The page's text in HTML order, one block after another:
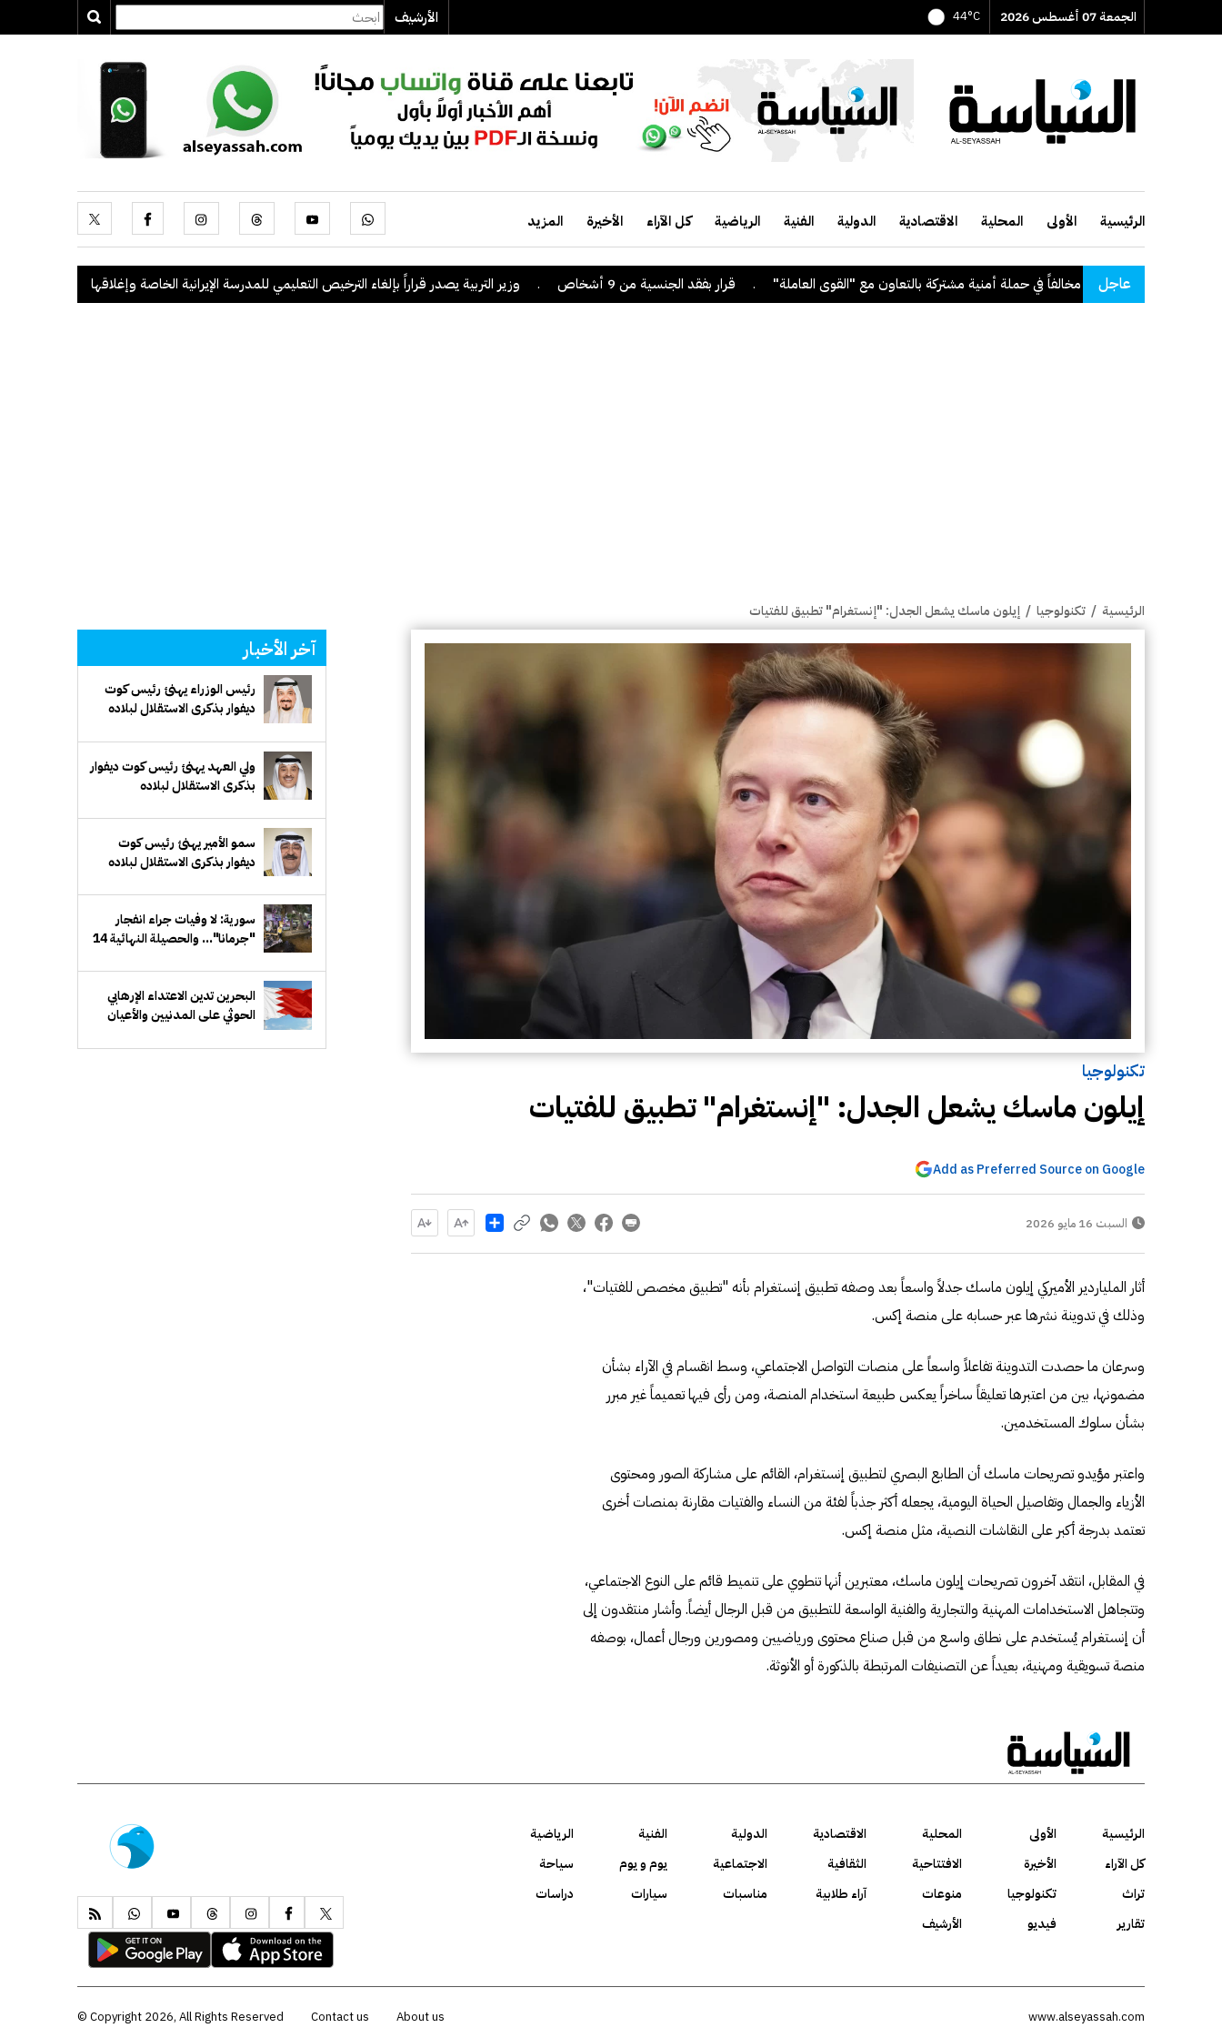
الجمعة 07 أغسطس 2026 44°C الأرشيف
الرئيسية الأولى المحلية الاقتصادية الدولية الفنية الرياضية كل الآراء الأخيرة المزيد
عاجل . قرار بفقد الجنسية من 9 أشخاص . وزير التربية يصدر قراراً بإلغاء الترخيص التعليمي للمدرسة الإيرانية الخاصة وإغلاقها . "الداخلية": ضبط 56 مخالفاً في حملة أمنية مشتركة بالتعاون مع "القوى العاملة"
الرئيسية / تكنولوجيا / إيلون ماسك يشعل الجدل: "إنستغرام" تطبيق للفتيات
تكنولوجيا
إيلون ماسك يشعل الجدل: "إنستغرام" تطبيق للفتيات
Add as Preferred Source on Google
السبت 16 مايو 2026 Share
أثار الملياردير الأميركي إيلون ماسك جدلاً واسعاً بعد وصفه تطبيق إنستغرام بأنه "تطبيق مخصص للفتيات"،
وذلك في تدوينة نشرها عبر حسابه على منصة إكس.
وسرعان ما حصدت التدوينة تفاعلاً واسعاً على منصات التواصل الاجتماعي، وسط انقسام في الآراء بشأن
مضمونها، بين من اعتبرها تعليقاً ساخراً يعكس طبيعة استخدام المنصة، ومن رأى فيها تعميماً غير مبرر
بشأن سلوك المستخدمين.
واعتبر مؤيدو تصريحات ماسك أن الطابع البصري لتطبيق إنستغرام، القائم على مشاركة الصور ومحتوى
الأزياء والجمال وتفاصيل الحياة اليومية، يجعله أكثر جذباً لفئة من النساء والفتيات مقارنة بمنصات أخرى
تعتمد بدرجة أكبر على النقاشات النصية، مثل منصة إكس.
في المقابل، انتقد آخرون تصريحات إيلون ماسك، معتبرين أنها تنطوي على تنميط قائم على النوع الاجتماعي،
وتتجاهل الاستخدامات المهنية والتجارية والفنية الواسعة للتطبيق من قبل الرجال أيضاً. وأشار منتقدون إلى
أن إنستغرام يُستخدم على نطاق واسع من قبل صناع محتوى ورياضيين ومصورين ورجال أعمال، بوصفه
منصة تسويقية ومهنية، بعيداً عن التصنيفات المرتبطة بالذكورة أو الأنوثة.
آخر الأخبار
رئيس الوزراء يهنئ رئيس كوت
ديفوار بذكرى الاستقلال لبلاده
ولي العهد يهنئ رئيس كوت ديفوار
بذكرى الاستقلال لبلاده
سمو الأمير يهنئ رئيس كوت
ديفوار بذكرى الاستقلال لبلاده
سورية: لا وفيات جراء انفجار
"جرمانا"... والحصيلة النهائية 14
البحرين تدين الاعتداء الإرهابي
الحوثي على المدنيين والأعيان
الرئيسية الأولى المحلية الاقتصادية الدولية الفنية
الرياضية
كل الآراء
الأخيرة الافتتاحية الثقافية الاجتماعية يوم و يوم
سياحة
تراث
تكنولوجيا منوعات آراء طلابية مناسبات سيارات
دراسات
تقارير
فيديو الأرشيف
www.alseyassah.com
About us
Contact us
Copyright 2026, All Rights Reserved ©